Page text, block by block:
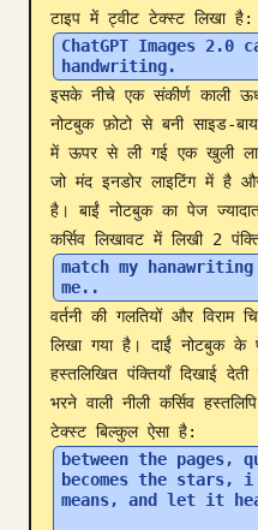
टाइप में ट्वीट टेक्स्ट लिखा है:
ChatGPT Images 2.0
handwriting.
इसके नीचे एक संकीर्ण काली
नोटबुक फ़ोटो से बनी साइड-
में ऊपर से ली गई एक खुली
जो मंद इनडोर लाइटिंग में है
है। बाईं नोटबुक का पेज
कर्सिव लिखावट में लिखी 2
match my
me..
वर्तनी की गलतियों और विराम
लिखा गया है। दाईं नोटबुक
हस्तलिखित पंक्तियाँ दिखाई
भरने वाली नीली कर्सिव
टेक्स्ट बिल्कुल ऐसा है:
between the pages,
becomes the stars,
means, and let it